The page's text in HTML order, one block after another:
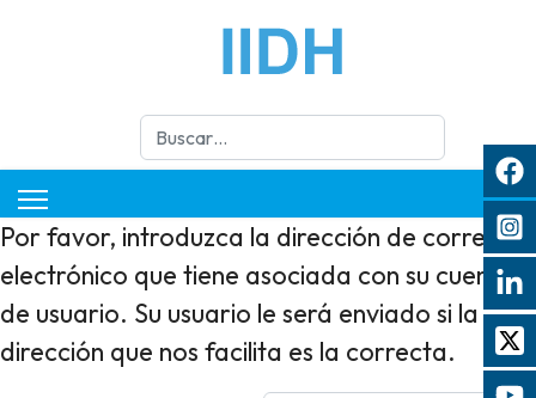
Buscar
Por favor, introduzca la dirección de correo
electrónico que tiene asociada con su cuenta
de usuario. Su usuario le será enviado si la
dirección que nos facilita es la correcta.